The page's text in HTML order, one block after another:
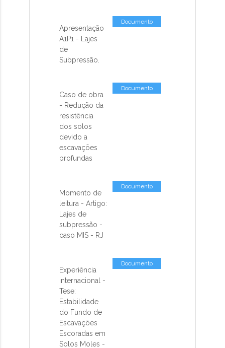
Apresentação
A1P1 - Lajes
de
Subpressão.
Documento
Caso de obra
- Redução da
resistência
dos solos
devido a
escavações
profundas
Documento
Momento de
leitura - Artigo:
Lajes de
subpressão -
caso MIS - RJ
Documento
Experiência
internacional -
Tese:
Estabilidade
do Fundo de
Escavações
Escoradas em
Solos Moles -
Documento